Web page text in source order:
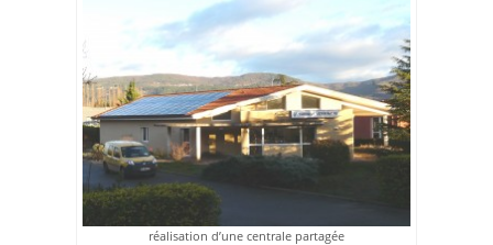
réalisation d’une centrale partagée